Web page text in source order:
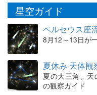
星空ガイド
ペルセウス座
8月12～13日が
夏休み 天体観
夏の大三角、
の観察ガイド